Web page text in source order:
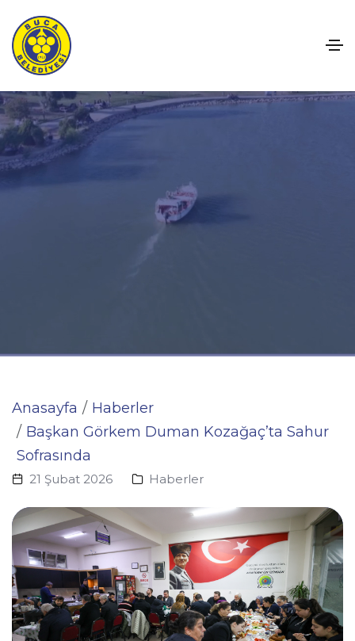
Değ
Anasayfa
Haberler
Başkan Görkem Duman Kozağaç’ta Sahur
Sofrasında
21 Şubat 2026 Haberler